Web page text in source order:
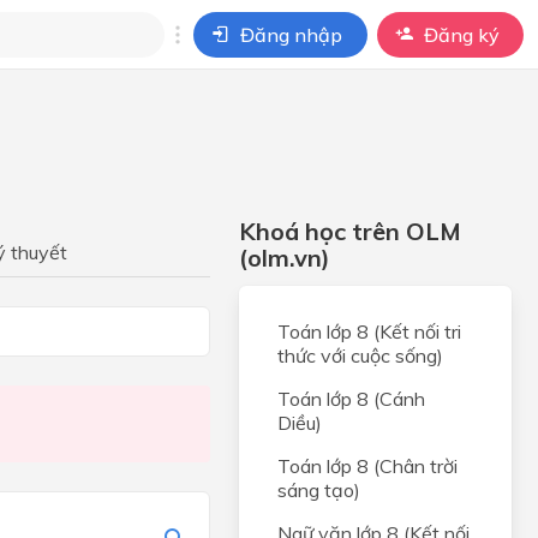
Đăng nhập Đăng ký
thuyết
Khoá học trên OLM
(olm.vn)
Toán lớp 8 (Kết nối tri
thức với cuộc sống)
Toán lớp 8 (Cánh
Diều)
Toán lớp 8 (Chân trời
sáng tạo)
Ngữ văn lớp 8 (Kết nối